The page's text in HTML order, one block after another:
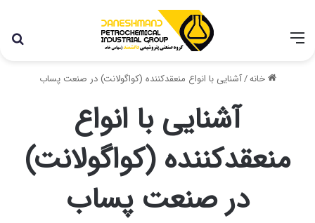
خانه/آشنایی با انواع منعقدکننده‌ (کواگولانت) در صنعت پساب
آشنایی با انواع
منعقدکننده‌ (کواگولانت)
در صنعت پساب
با توجه به شرایط اخیر در کشور، مجموعه پتروشیمی دانشمند
همچنان با تمام توان در حال فعالیت می باشد.